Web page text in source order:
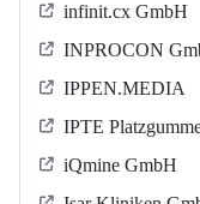
infinit.cx GmbH
INPROCON
IPPEN.MEDIA
IPTE
iQmine GmbH